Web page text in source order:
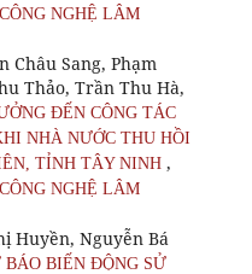
NGHỆ LÂM
Châu Sang, Phạm
Thảo, Trần Thu Hà,
ĐẾN CÔNG TÁC
NHÀ NƯỚC THU HỒI
TỈNH TÂY NINH ,
NGHỆ LÂM
Huyền, Nguyễn Bá
BIẾN ĐỘNG SỬ